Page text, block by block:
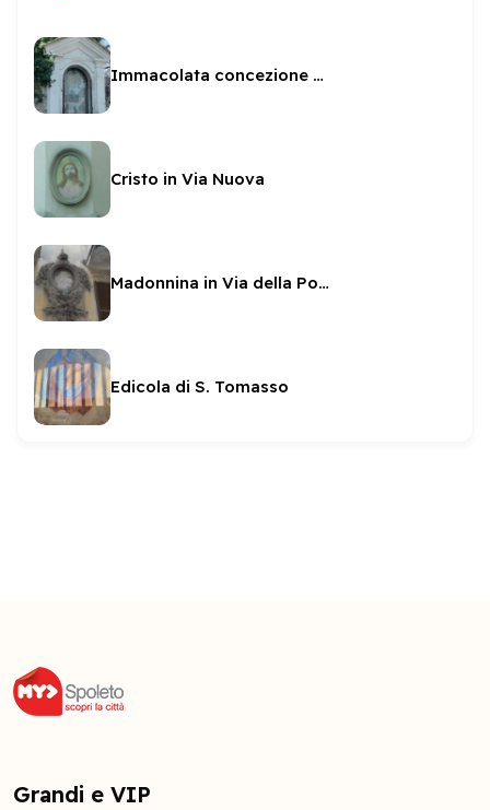
Immacolata concezione e via crucis a San Paolo Inter Vineas.
Cristo in Via Nuova
Madonnina in Via della Posterna
Edicola di S. Tomasso
Grandi e VIP